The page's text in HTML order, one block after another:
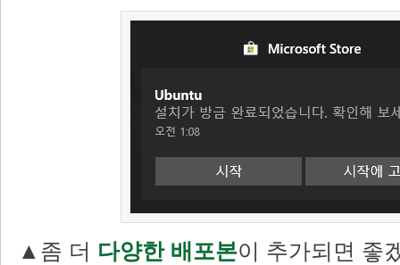
▲좀 더 다양한 배포본이 추가되면 좋